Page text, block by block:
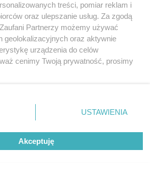
prywatności regulamin korzystania z portali
Skontakuj sięz nami
Kontakt
Wydawca
Redakcja
treści, pomiar reklam i
oraz ulepszanie usług. Za zgodą
Partnerzy możemy używać
geolokalizacyjnych oraz aktywnie
urządzenia do celów
cenimy Twoją prywatność, prosimy
się w lewym dolnym rogu strony
przetwarzania danych nie wymagają
ale masz prawo sprzeciwić się
Preferencje będą miały
na tej witrynie.
USTAWIENIA
Akceptuję